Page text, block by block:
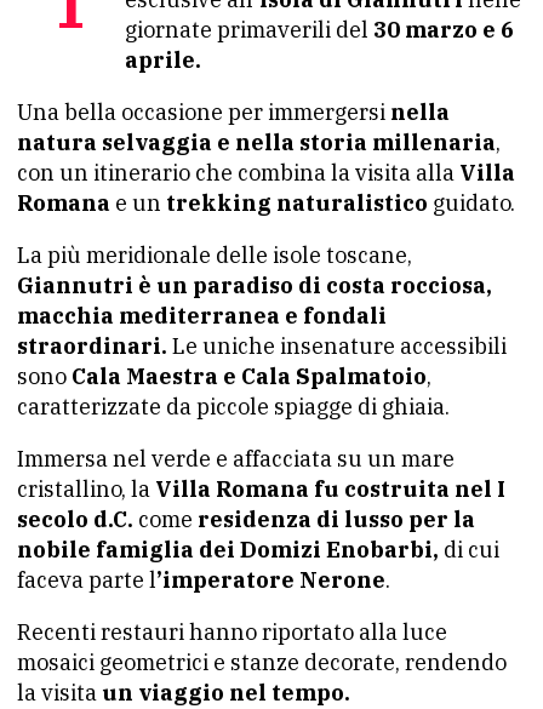
giornate primaverili del 30 marzo e 6
aprile.
Una bella occasione per immergersi nella
natura selvaggia e nella storia millenaria,
con un itinerario che combina la visita alla Villa
Romana e un trekking naturalistico guidato.
La più meridionale delle isole toscane,
Giannutri è un paradiso di costa rocciosa,
macchia mediterranea e fondali
straordinari. Le uniche insenature accessibili
sono Cala Maestra e Cala Spalmatoio,
caratterizzate da piccole spiagge di ghiaia.
Immersa nel verde e affacciata su un mare
cristallino, la Villa Romana fu costruita nel I
secolo d.C. come residenza di lusso per la
nobile famiglia dei Domizi Enobarbi, di cui
faceva parte l’imperatore Nerone.
Recenti restauri hanno riportato alla luce
mosaici geometrici e stanze decorate, rendendo
la visita un viaggio nel tempo.